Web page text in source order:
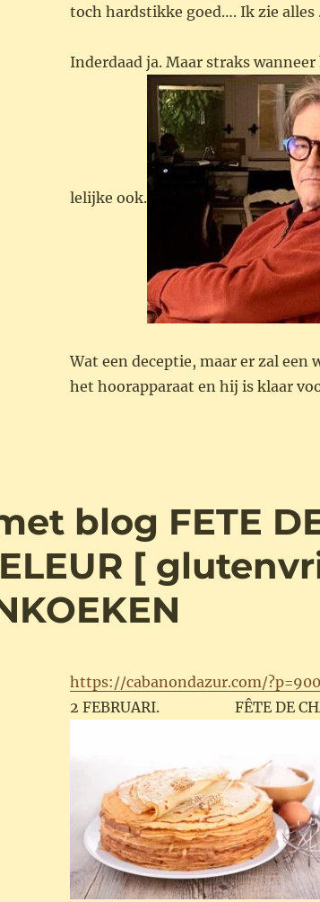
toch hardstikke goed…. Ik zie
Inderdaad ja. Maar straks
lelijke ook.
Wat een deceptie, maar er zal een
het hoorapparaat en hij is klaar
blog FETE
[
https://cabanondazur.com/?p=900
2 FEBRUARI. FÊTE DE